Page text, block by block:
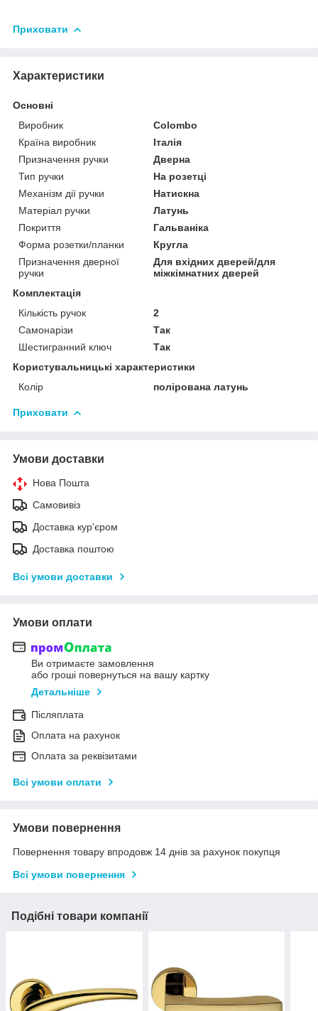
Приховати
Характеристики
Основні
Виробник
Colombo
Країна виробник
Італія
Призначення ручки
Дверна
Тип ручки
На розетці
Механізм дії ручки
Натискна
Матеріал ручки
Латунь
Покриття
Гальваніка
Форма розетки/планки
Кругла
Призначення дверної
ручки
Для вхідних дверей/для
міжкімнатних дверей
Комплектація
Кількість ручок
2
Самонарізи
Так
Шестигранний ключ
Так
Користувальницькі характеристики
Колір
полірована латунь
Приховати
Умови доставки
Нова Пошта
Самовивіз
Доставка кур'єром
Доставка поштою
Всі умови доставки
Умови оплати
Ви отримаєте замовлення
або гроші повернуться на вашу картку
Детальніше
Післяплата
Оплата на рахунок
Оплата за реквізитами
Всі умови оплати
Умови повернення
Повернення товару впродовж 14 днів за рахунок покупця
Всі умови повернення
Подібні товари компанії